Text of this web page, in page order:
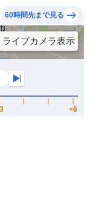
60時間先まで見る